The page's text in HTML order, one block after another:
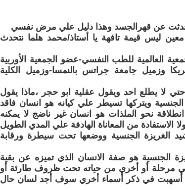
وتحدثت عن قهرالجسد وهذا دليل علي مرض نفسي
ليس قيمة تافهة يا أستاذ/محمد هلما نتحدث
العالمية للطب النفسي-عضو الجمعية الأوربية
وزميل جامعة جراتس بالنمسا-وزميل الكلية
لا يطلع احد ويقول عقلية ابو حجر ،ماذا يقول
ويتركها تسيطر علي كيانه هو انسان فاقد
نحو الملذات هو انسان غير ناضج لا يمكنه
الاستفادة من المعاناة الهادفة علي المدي الطويل
الموقت 0000ان ترشيد الغريزة الجنسية ووضعها تحت سيطرة ورقابة
الجنسية هو صفة الانسان الذي تميزه عن بقية
الصفة في مرحلة أو أخري من حياته تحت ظروف طارئة أو
أسهبت في ذكر أسماء أخري سوف أجد لسان حال